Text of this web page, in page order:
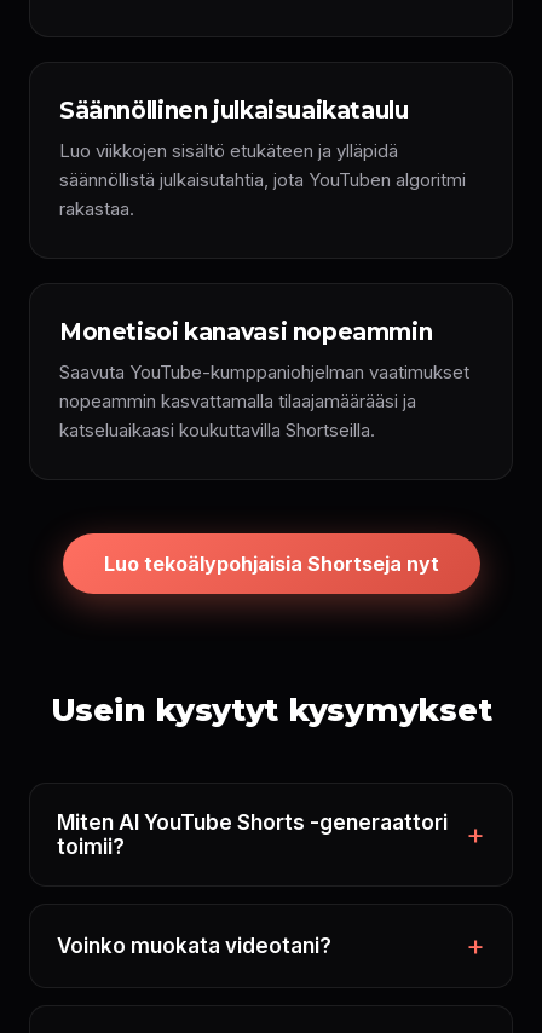
Säännöllinen julkaisuaikataulu
Luo viikkojen sisältö etukäteen ja ylläpidä
säännöllistä julkaisutahtia, jota YouTuben algoritmi
rakastaa.
Monetisoi kanavasi nopeammin
Saavuta YouTube-kumppaniohjelman vaatimukset
nopeammin kasvattamalla tilaajamäärääsi ja
katseluaikaasi koukuttavilla Shortseilla.
Luo tekoälypohjaisia Shortseja nyt
Usein kysytyt kysymykset
Miten AI YouTube Shorts -generaattori
toimii?
Voinko muokata videotani?